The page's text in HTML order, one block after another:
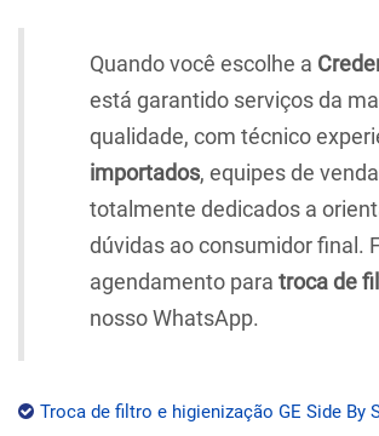
Quando você escolhe a
está garantido serviços da
qualidade, com técnico
importados, equipes de
totalmente dedicados a
dúvidas ao consumidor final.
agendamento para troca de
nosso WhatsApp.
Troca de filtro e higienização GE Side By